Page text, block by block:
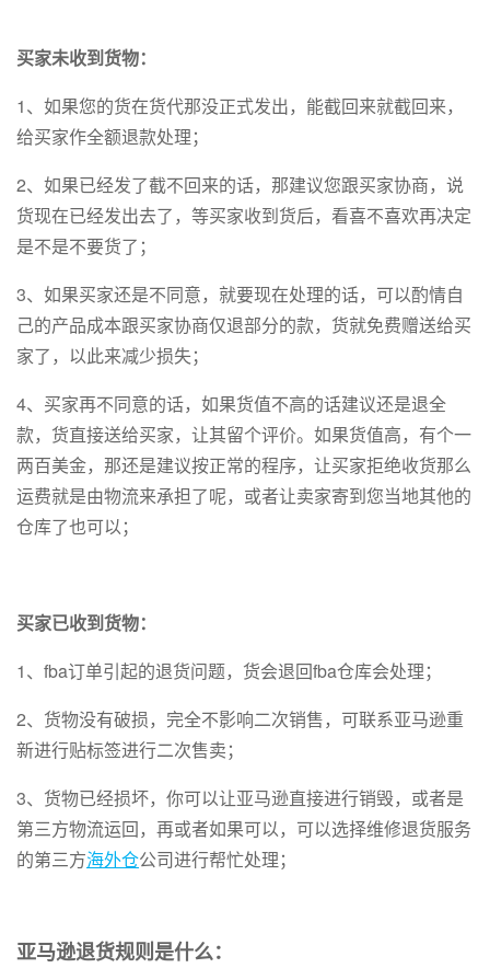
买家未收到货物：
1、如果您的货在货代那没正式发出，能截回来就截回来，
给买家作全额退款处理；
2、如果已经发了截不回来的话，那建议您跟买家协商，说
货现在已经发出去了，等买家收到货后，看喜不喜欢再决定
是不是不要货了；
3、如果买家还是不同意，就要现在处理的话，可以酌情自
己的产品成本跟买家协商仅退部分的款，货就免费赠送给买
家了，以此来减少损失；
4、买家再不同意的话，如果货值不高的话建议还是退全
款，货直接送给买家，让其留个评价。如果货值高，有个一
两百美金，那还是建议按正常的程序，让买家拒绝收货那么
运费就是由物流来承担了呢，或者让卖家寄到您当地其他的
仓库了也可以；
买家已收到货物：
1、fba订单引起的退货问题，货会退回fba仓库会处理；
2、货物没有破损，完全不影响二次销售，可联系亚马逊重
新进行贴标签进行二次售卖；
3、货物已经损坏，你可以让亚马逊直接进行销毁，或者是
第三方物流运回，再或者如果可以，可以选择维修退货服务
的第三方海外仓公司进行帮忙处理；
亚马逊退货规则是什么：